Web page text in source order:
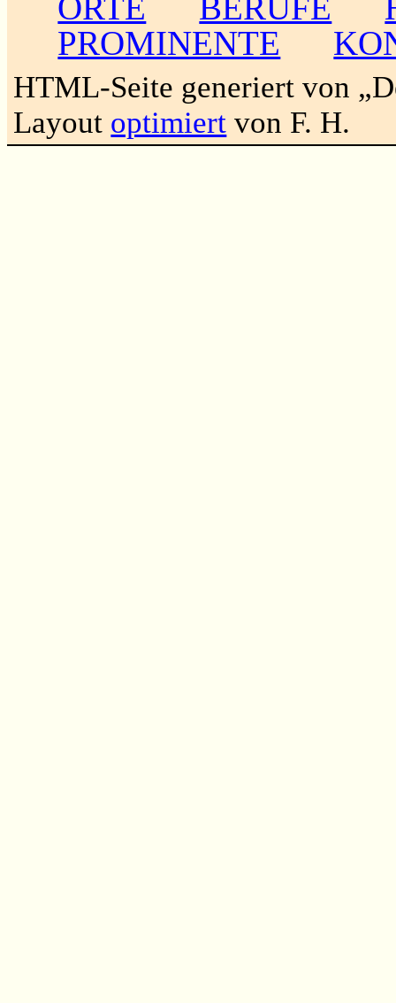
ORTE BERUFE
PROMINENTE
HTML-Seite generiert von
Layout optimiert von F. H.